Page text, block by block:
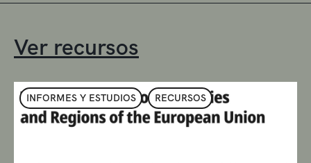
Ver recursos
INFORMES Y ESTUDIOS RECURSOS